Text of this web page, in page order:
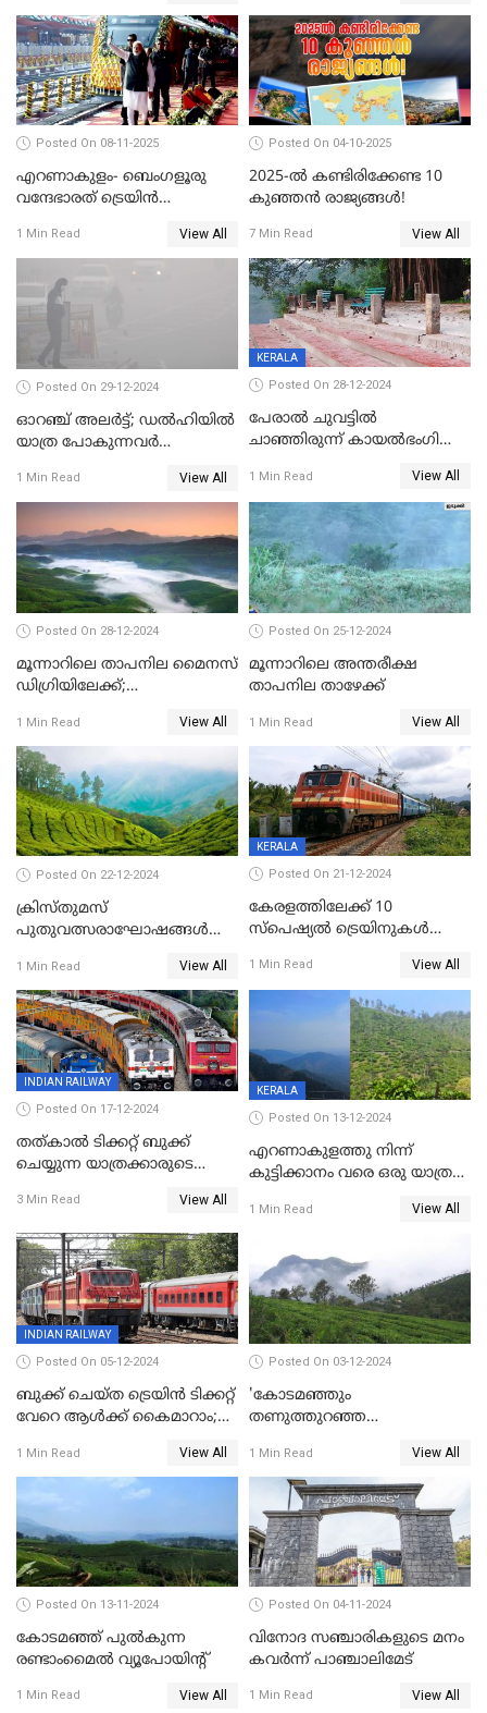
Posted On 08-11-2025
എറണാകുളം- ബെംഗളൂരു
വന്ദേഭാരത് ട്രെയിന്‍
1 Min Read View All
Posted On 04-10-2025
2025-ൽ കണ്ടിരിക്കേണ്ട 10
കുഞ്ഞൻ രാജ്യങ്ങൾ!
7 Min Read View All
Posted On 29-12-2024
ഓറഞ്ച് അലര്‍ട്ട്; ഡല്‍ഹിയില്‍
യാത്ര പോകുന്നവര്‍
1 Min Read View All
KERALA
Posted On 28-12-2024
പേരാൽ ചുവട്ടിൽ
ചാഞ്ഞിരുന്ന് കായൽഭംഗി
കടവ് 31 ന് തുറക്കും
1 Min Read View All
Posted On 28-12-2024
മൂന്നാറിലെ താപനില മൈനസ്
ഡിഗ്രിയിലേക്ക്;
എണ്ണം വര്‍ധിച്ചു
1 Min Read View All
Posted On 25-12-2024
മൂന്നാറിലെ അന്തരീക്ഷ
താപനില താഴേക്ക്
1 Min Read View All
Posted On 22-12-2024
ക്രിസ്തുമസ്
പുതുവത്സരാഘോഷങ്ങൾ
വരവേൽക്കാനൊരുങ്ങി
മൂന്നാർ
1 Min Read View All
KERALA
Posted On 21-12-2024
കേരളത്തിലേക്ക് 10
സ്‌പെഷ്യല്‍ ട്രെയിനുകള്‍
തീര്‍ഥാടകര്‍ക്കായി 416
സ്‌പെഷ്യല്‍ ട്രിപ്പുകള്‍
1 Min Read View All
INDIAN RAILWAY
Posted On 17-12-2024
തത്കാൽ ടിക്കറ്റ് ബുക്ക്
ചെയ്യുന്ന യാത്രക്കാരുടെ
3 Min Read View All
KERALA
Posted On 13-12-2024
എറണാകുളത്തു നിന്ന്
കുട്ടിക്കാനം വരെ ഒരു യാത്ര
1 Min Read View All
INDIAN RAILWAY
Posted On 05-12-2024
ബുക്ക് ചെയ്ത ട്രെയിൻ ടിക്കറ്റ്
വേറെ ആൾക്ക് കൈമാറാം;
റെയിൽവെ
1 Min Read View All
Posted On 03-12-2024
'കോടമഞ്ഞും
തണുത്തുറഞ്ഞ
മാടിവിളിച്ച് ഊട്ടി
1 Min Read View All
Posted On 13-11-2024
കോടമഞ്ഞ് പുല്‍കുന്ന
രണ്ടാംമൈല്‍ വ്യൂപോയിന്റ്‌
1 Min Read View All
Posted On 04-11-2024
വിനോദ സഞ്ചാരികളുടെ മനം
കവർന്ന് പാഞ്ചാലിമേട്
1 Min Read View All